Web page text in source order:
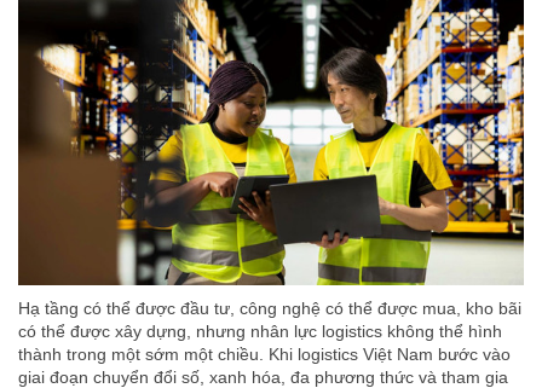
Hạ tầng có thể được đầu tư, công nghệ có thể được mua, kho bãi
có thể được xây dựng, nhưng nhân lực logistics không thể hình
thành trong một sớm một chiều. Khi logistics Việt Nam bước vào
giai đoạn chuyển đổi số, xanh hóa, đa phương thức và tham gia